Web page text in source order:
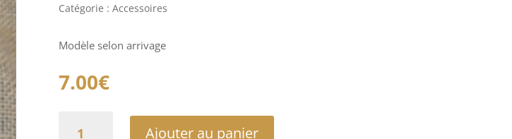
Catégorie : Accessoires
Modèle selon arrivage
7.00€
Ajouter au panier